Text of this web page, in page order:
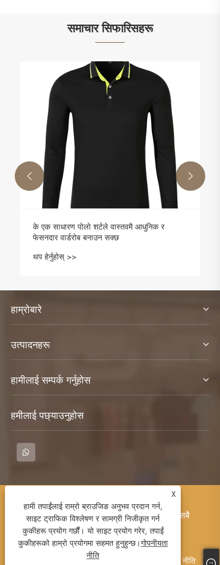
समाचार सिफारिसहरू
के एक साधारण पोलो शर्टले वास्तवमै आधुनिक र
फेसनदार वार्डरोब बनाउन सक्छ
थप हेर्नुहोस् >>
 
हाम्रोबारे
उत्पादनहरू
हामीलाई सम्पर्क गर्नुहोस
हमीलाई पछ्याउनुहोस
प्रतिलिपि अधिकार © 2023 Cangnan काउन्टी Quing
कपडा Co. LTD. LTD. T-T-शर्ट, पसीगो शर्ट, पसीना शर्ट, सबै
अधिकार सुरक्षित।
RSS गोपनीयता नीति
X
हामी तपाईंलाई राम्रो ब्राउजिङ अनुभव प्रदान गर्न,
साइट ट्राफिक विश्लेषण र सामग्री निजीकृत गर्न
कुकीहरू प्रयोग गर्छौं। यो साइट प्रयोग गरेर, तपाईं
कुकीहरूको हाम्रो प्रयोगमा सहमत हुनुहुन्छ।गोपनीयता
नीति